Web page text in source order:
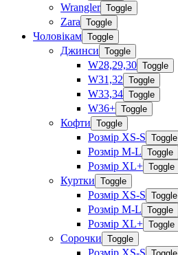
Wrangler Toggle
Zara Toggle
Чоловікам Toggle
Джинси Toggle
W28,29,30 Toggle
W31,32 Toggle
W33,34 Toggle
W36+ Toggle
Кофти Toggle
Розмір XS-S Toggle
Розмір M-L Toggle
Розмір XL+ Toggle
Куртки Toggle
Розмір XS-S Toggle
Розмір M-L Toggle
Розмір XL+ Toggle
Сорочки Toggle
Розмір XS-S